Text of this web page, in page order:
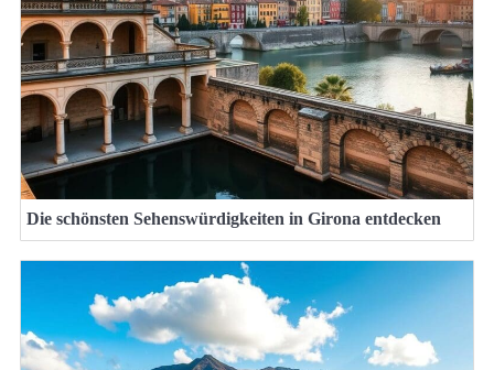
Die schönsten Sehenswürdigkeiten in Girona entdecken